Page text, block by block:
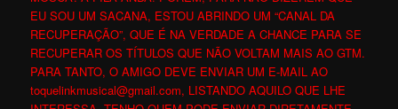
EU SOU UM SACANA, ESTOU ABRINDO UM “CANAL DA
RECUPERAÇÃO”, QUE É NA VERDADE A CHANCE PARA SE
RECUPERAR OS TÍTULOS QUE NÃO VOLTAM MAIS AO GTM.
PARA TANTO, O AMIGO DEVE ENVIAR UM E-MAIL AO
toquelinkmusical@gmail.com, LISTANDO AQUILO QUE LHE